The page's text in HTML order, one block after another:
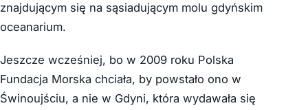
znajdującym się na sąsiadującym molu gdyńskim
oceanarium.
Jeszcze wcześniej, bo w 2009 roku Polska
Fundacja Morska chciała, by powstało ono w
Świnoujściu, a nie w Gdyni, która wydawała się